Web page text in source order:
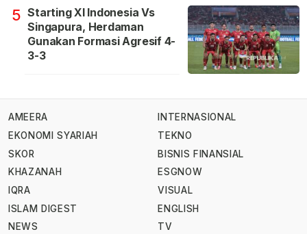
5 Starting XI Indonesia Vs
Singapura, Herdaman
Gunakan Formasi Agresif 4-
3-3
AMEERA
EKONOMI SYARIAH
SKOR
KHAZANAH
IQRA
ISLAM DIGEST
NEWS
INTERNASIONAL
TEKNO
BISNIS FINANSIAL
ESGNOW
VISUAL
ENGLISH
TV